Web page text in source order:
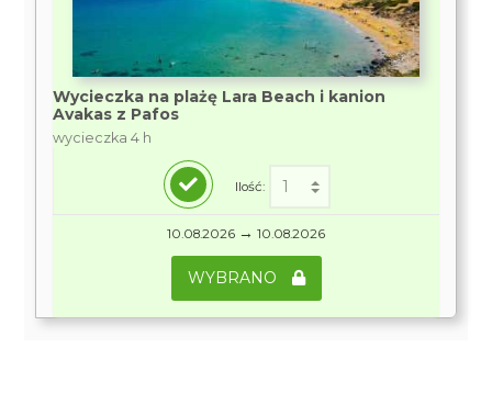
Wycieczka na plażę Lara Beach i kanion
Avakas z Pafos
wycieczka 4 h
Ilość:
10.08.2026 → 10.08.2026
WYBRANO